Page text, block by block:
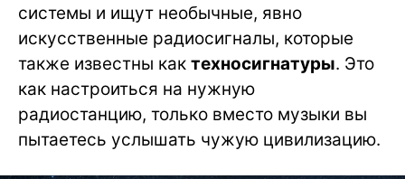
системы и ищут необычные, явно
искусственные радиосигналы, которые
также известны как техносигнатуры. Это
как настроиться на нужную
радиостанцию, только вместо музыки вы
пытаетесь услышать чужую цивилизацию.